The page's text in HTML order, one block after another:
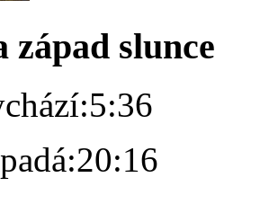
západ slunce
5:36
20:16